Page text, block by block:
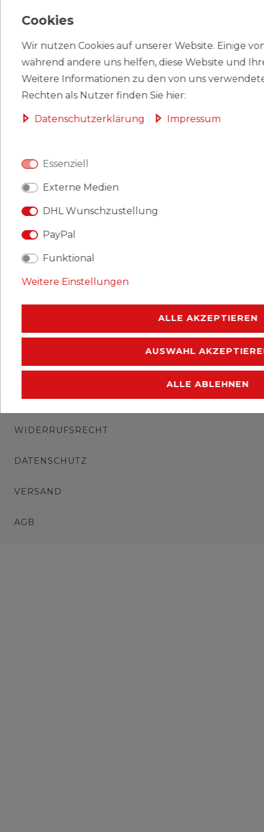
HERSTELLER
gestempelt 1972 Gegen Rassendiskriminierung
Gebiet: Guinea
Ausgabeanlass: 1972 Gegen Rassendiskriminierung
Titel: 616A-621A (kompl.Ausg.)
IMPRESSUM
WIDERRUFSRECHT
DATENSCHUTZ
VERSAND
AGB
Cookies
Wir nutzen Cookies auf unserer Website. Einige
während andere uns helfen, diese Website und
Weitere Informationen zu den von uns
Rechten als Nutzer finden Sie hier:
Daten­schutz­erklärung Impressum
Essenziell
Externe Medien
DHL Wunschzustellung
PayPal
Funktional
Weitere Einstellungen
ALLE AKZEPTIEREN
AUSWAHL
ALLE ABLEHNEN